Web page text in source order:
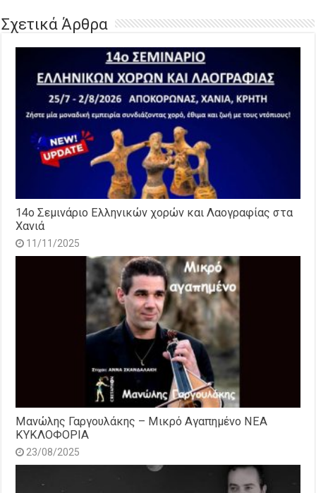
Σχετικά Άρθρα
14o Σεμινάριο Ελληνικών χορών και Λαογραφίας στα
Χανιά
11/11/2025
Μανώλης Γαργουλάκης – Μικρό Αγαπημένο NEΑ
ΚΥΚΛΟΦΟΡΙΑ
23/08/2025